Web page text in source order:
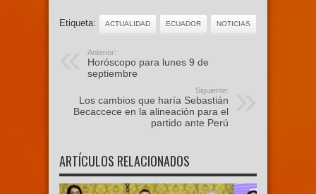
Etiqueta: ACTUALIDAD ECUADOR NOTICIAS
Anterior:
Horóscopo para lunes 9 de
septiembre
Siguiente:
⁠Los cambios que haría Sebastián
Becaccece en la alineación para el
partido ante Perú
ARTÍCULOS RELACIONADOS